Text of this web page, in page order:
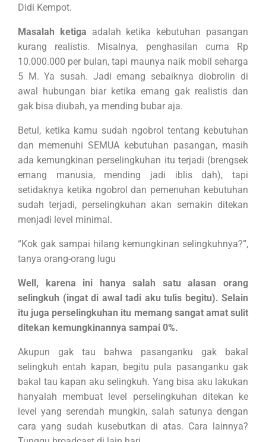
Didi Kempot.
Masalah ketiga adalah ketika kebutuhan pasangan
kurang realistis. Misalnya, penghasilan cuma Rp
10.000.000 per bulan, tapi maunya naik mobil seharga
5 M. Ya susah. Jadi emang sebaiknya diobrolin di
awal hubungan biar ketika emang gak realistis dan
gak bisa diubah, ya mending bubar aja.
Betul, ketika kamu sudah ngobrol tentang kebutuhan
dan memenuhi SEMUA kebutuhan pasangan, masih
ada kemungkinan perselingkuhan itu terjadi (brengsek
emang manusia, mending jadi iblis dah), tapi
setidaknya ketika ngobrol dan pemenuhan kebutuhan
sudah terjadi, perselingkuhan akan semakin ditekan
menjadi level minimal.
“Kok gak sampai hilang kemungkinan selingkuhnya?”,
tanya orang-orang lugu
Well, karena ini hanya salah satu alasan orang
selingkuh (ingat di awal tadi aku tulis begitu). Selain
itu juga perselingkuhan itu memang sangat amat sulit
ditekan kemungkinannya sampai 0%.
Akupun gak tau bahwa pasanganku gak bakal
selingkuh entah kapan, begitu pula pasanganku gak
bakal tau kapan aku selingkuh. Yang bisa aku lakukan
hanyalah membuat level perselingkuhan ditekan ke
level yang serendah mungkin, salah satunya dengan
cara yang sudah kusebutkan di atas. Cara lainnya?